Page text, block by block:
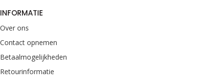
INFORMATIE
Over ons
Contact opnemen
Betaalmogelijkheden
Retourinformatie